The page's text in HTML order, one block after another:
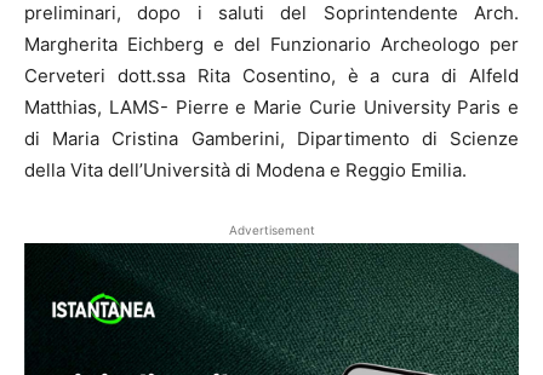
preliminari, dopo i saluti del Soprintendente Arch.
Margherita Eichberg e del Funzionario Archeologo per
Cerveteri dott.ssa Rita Cosentino, è a cura di Alfeld
Matthias, LAMS- Pierre e Marie Curie University Paris e
di Maria Cristina Gamberini, Dipartimento di Scienze
della Vita dell’Università di Modena e Reggio Emilia.
Advertisement